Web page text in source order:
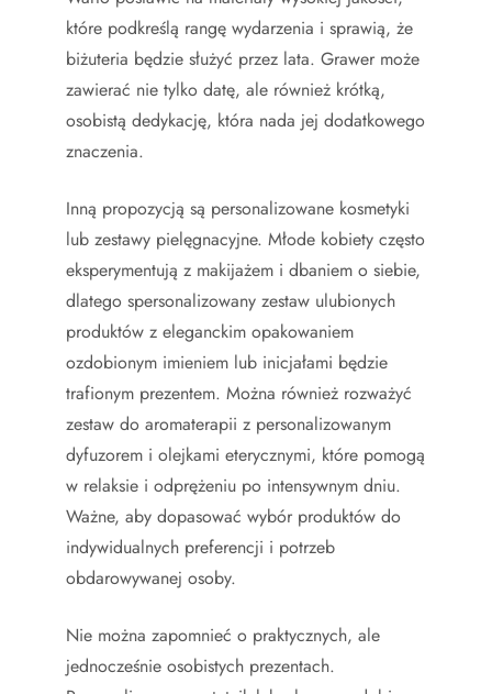
które podkreślą rangę wydarzenia i sprawią, że
biżuteria będzie służyć przez lata. Grawer może
zawierać nie tylko datę, ale również krótką,
osobistą dedykację, która nada jej dodatkowego
znaczenia.
Inną propozycją są personalizowane kosmetyki
lub zestawy pielęgnacyjne. Młode kobiety często
eksperymentują z makijażem i dbaniem o siebie,
dlatego spersonalizowany zestaw ulubionych
produktów z eleganckim opakowaniem
ozdobionym imieniem lub inicjałami będzie
trafionym prezentem. Można również rozważyć
zestaw do aromaterapii z personalizowanym
dyfuzorem i olejkami eterycznymi, które pomogą
w relaksie i odprężeniu po intensywnym dniu.
Ważne, aby dopasować wybór produktów do
indywidualnych preferencji i potrzeb
obdarowywanej osoby.
Nie można zapomnieć o praktycznych, ale
jednocześnie osobistych prezentach.